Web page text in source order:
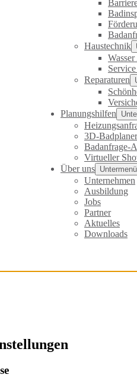
Haustechnik
Reparaturen
Planungshilfen
3D-Badplaner
Badanfrage-
Virtueller
Über uns
Unternehmen
Ausbildung
Jobs
Partner
Aktuelles
Downloads